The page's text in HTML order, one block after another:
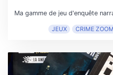
Ma gamme de jeu d'enquête
JEUX CRIME ZOOM